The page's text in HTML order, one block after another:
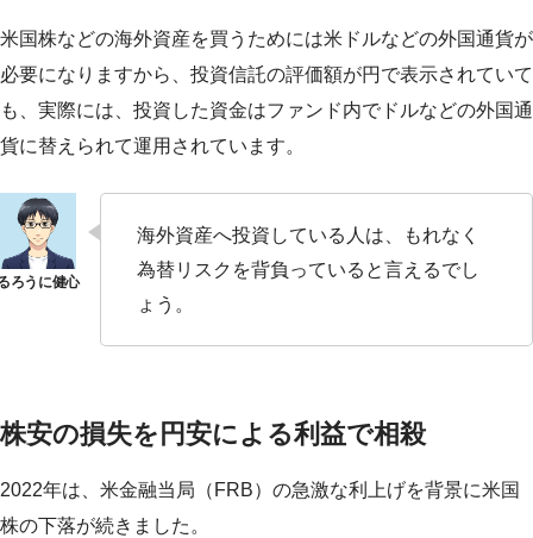
米国株などの海外資産を買うためには米ドルなどの外国通貨が
必要になりますから、投資信託の評価額が円で表示されていて
も、実際には、投資した資金はファンド内でドルなどの外国通
貨に替えられて運用されています。
海外資産へ投資している人は、もれなく
為替リスクを背負っていると言えるでし
ょう。
株安の損失を円安による利益で相殺
2022年は、米金融当局（FRB）の急激な利上げを背景に米国
株の下落が続きました。